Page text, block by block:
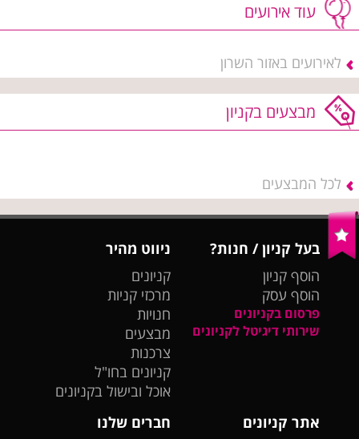
עוד אירועים
לאירועים באזור השרון
מבצעים בקניון
לכל המבצעים
בעל קניון / חנות?
הוסף קניון
הוסף עסק
פרסום בקניונים
שירותי דיגיטל לקניונים
ניווט מהיר
קניונים
מרכזי קניות
חנויות
מבצעים
צרכנות
קניונים בחו"ל
אוכל ובישול בקניונים
אתר קניונים
חברים שלנו